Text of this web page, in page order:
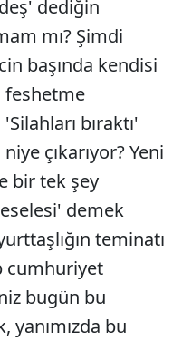
dediğin
mı? Şimdi
başında kendisi
feshetme
bıraktı'
çıkarıyor? Yeni
bir tek şey
demek
teminatı
cumhuriyet
bugün bu
yanımızda bu